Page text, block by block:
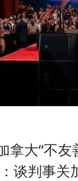
拿大“不友
谈判事关